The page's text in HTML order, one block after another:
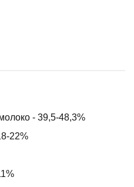
- 39,5-48,3%
22%